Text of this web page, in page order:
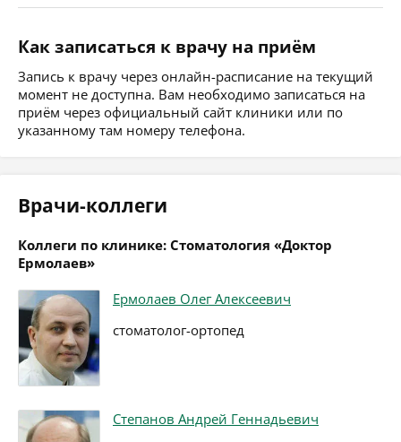
Как записаться к врачу на приём
Запись к врачу через онлайн-расписание на текущий
момент не доступна. Вам необходимо записаться на
приём через официальный сайт клиники или по
указанному там номеру телефона.
Врачи-коллеги
Коллеги по клинике: Стоматология «Доктор
Ермолаев»
Ермолаев Олег Алексеевич
стоматолог-ортопед
Степанов Андрей Геннадьевич